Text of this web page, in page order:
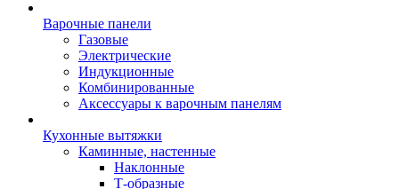
Варочные панели
Газовые
Электрические
Индукционные
Комбинированные
Аксессуары к варочным панелям
Кухонные вытяжки
Каминные, настенные
Наклонные
Т-образные